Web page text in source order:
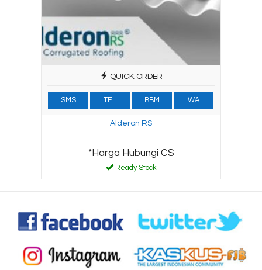
QUICK ORDER
SMS TEL BBM WA
Alderon RS
*Harga Hubungi CS
Ready Stock